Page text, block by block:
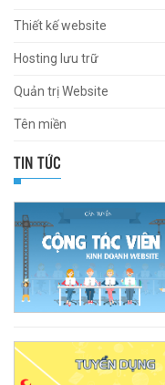
Thiết kế website
Hosting lưu trữ
Quản trị Website
Tên miền
TIN TỨC